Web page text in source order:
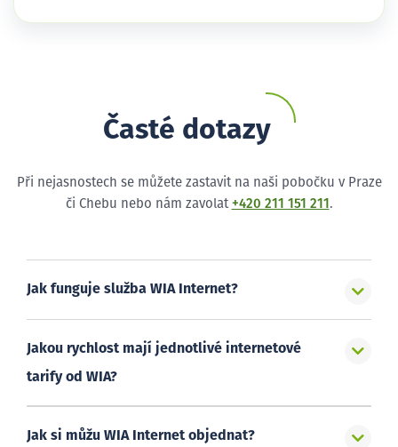
Časté dotazy
Při nejasnostech se můžete zastavit na naši pobočku v Praze
či Chebu nebo nám zavolat +420 211 151 211 .
Jak funguje služba WIA Internet?
Jakou rychlost mají jednotlivé internetové
tarify od WIA?
Jak si můžu WIA Internet objednat?